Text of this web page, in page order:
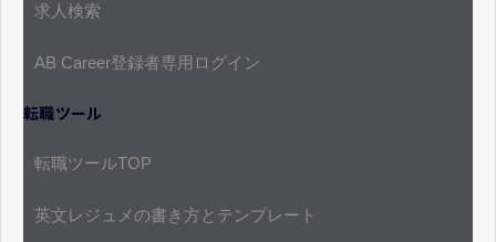
求人検索
AB Career登録者専用ログイン
転職ツール
転職ツールTOP
英文レジュメの書き方とテンプレート